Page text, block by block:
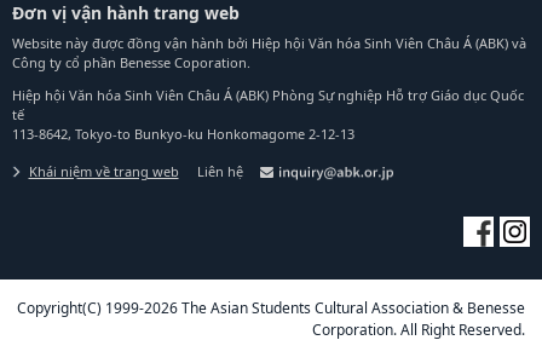
Đơn vị vận hành trang web
Website này được đồng vận hành bởi Hiệp hội Văn hóa Sinh Viên Châu Á (ABK) và
Công ty cổ phần Benesse Coporation.
Hiệp hội Văn hóa Sinh Viên Châu Á (ABK) Phòng Sự nghiệp Hỗ trợ Giáo dục Quốc
tế
113-8642, Tokyo-to Bunkyo-ku Honkomagome 2-12-13
Khái niệm về trang web Liên hệ
Copyright(C) 1999-2026 The Asian Students Cultural Association & Benesse
Corporation. All Right Reserved.